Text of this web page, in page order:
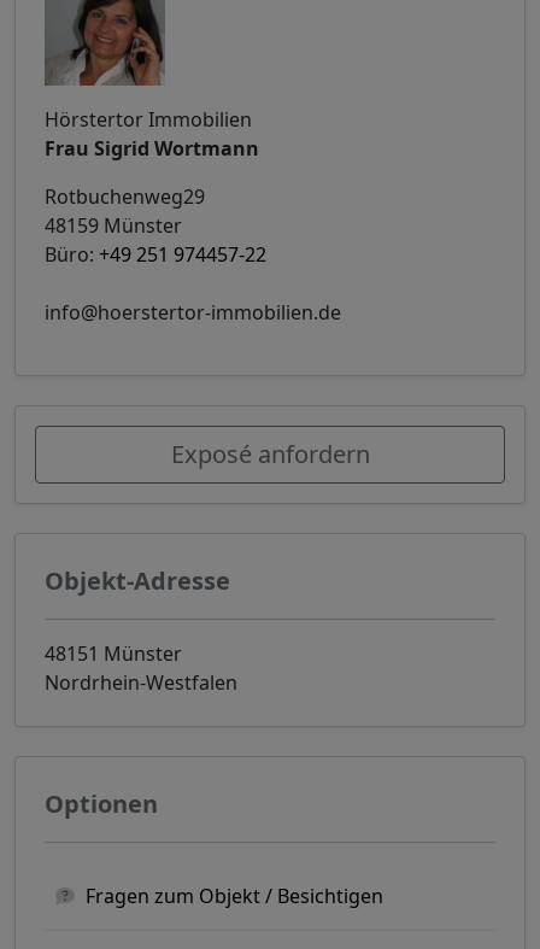
Hörstertor Immobilien
Frau Sigrid Wortmann
Rotbuchenweg29
48159 Münster
Büro: +49 251 974457-22
info@hoerstertor-immobilien.de
Exposé anfordern
Objekt-Adresse
48151 Münster
Nordrhein-Westfalen
Optionen
Fragen zum Objekt / Besichtigen